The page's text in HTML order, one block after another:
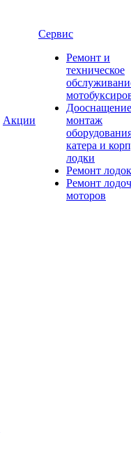
Акции
Сервис
Ремонт и
техническое
монтаж
катера и
лодки
Ремонт
Ремонт
моторов